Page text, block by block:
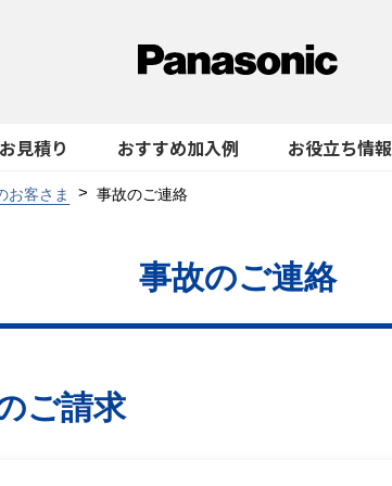
お見積り おすすめ加入例 お役立ち情報
お客さま 事故のご連絡
事故のご連絡
ご請求